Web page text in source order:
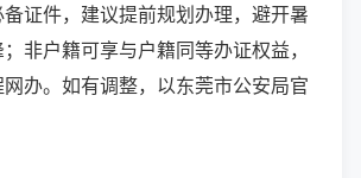
证件，建议提前规划办理，避开暑
非户籍可享与户籍同等办证权益，
办。如有调整，以东莞市公安局官